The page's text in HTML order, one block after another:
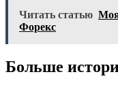
Читать статью Моя
Форекс
Больше